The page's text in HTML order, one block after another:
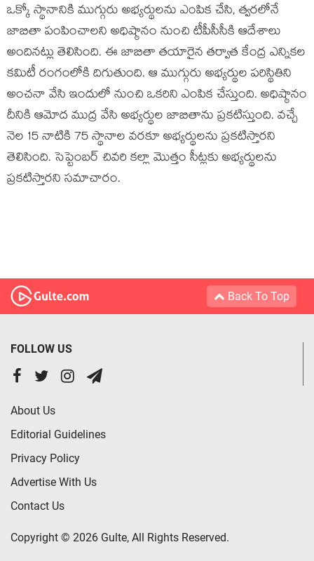
ఒక్కో స్థానానికి ముగ్గురు అభ్యర్థులను ఎంపిక చేసి, త్వరలోనే
జాబితా పంపించాలని అధిష్ఠానం నుంచి టీపీసీసీకి ఆదేశాలు
అందినట్లు తెలిసింది. ఈ జాబితా తయారైన తర్వాత కేంద్ర ఎన్నికల
కమిటీ రంగంలోకి దిగుతుంది. ఆ ముగ్గురు అభ్యర్థుల పరిస్థితిని
అంచనా వేసి ఇందులో నుంచి ఒకరిని ఎంపిక చేస్తుంది. అధిష్ఠానం
దీనికి ఆమోద ముద్ర వేసి అభ్యర్థుల జాబితాను ప్రకటిస్తుంది. వచ్చే
నెల 15 నాటికి 75 స్థానాల వరకూ అభ్యర్థులను ప్రకటిస్తారని
తెలిసింది. సెప్టెంబర్ చివరి కల్లా మొత్తం సీట్లకు అభ్యర్థులను
ప్రకటిస్తారని సమాచారం.
Back To Top
FOLLOW US
About Us
Editorial Guidelines
Privacy Policy
Advertise With Us
Contact Us
Copyright © 2026 Gulte, All Rights Reserved.